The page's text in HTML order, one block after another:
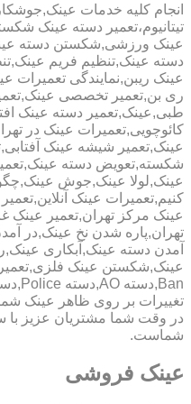
انجام کلیه خدمات
تیتانیوم،تعمیر دسته عینک
عینک ورزشی,شکستن دسته
دسته عینک,تنظیم فریم
عینک ریبن,نمایندگی تعمیرات
ری بن,تعمیر تخصصی
طبی,عینک,تعمیر دسته عینک
کائوچویی,تعمیرات عینک در
عینک,تعمیر شیشه عینک
شکسته,تعویض دسته
عینک,لولا عینک,جوش
کنیم,تعمیرات عینک
عینک مرکز تهران,تعمیر عینک
تهران,پاره شدن نخ عینک,در
آمدن دسته عینک,آبکاری
تغییرات بر روی ظاهر عینک
در وقت شما مشتریان عزیز
شماست.
عینک فروشی